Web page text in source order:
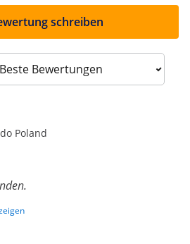
schreiben
Sort reviews
Poland